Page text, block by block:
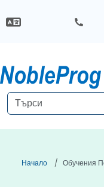
Начало Обучения